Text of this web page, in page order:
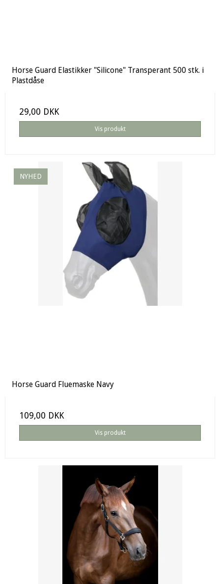
Horse Guard Elastikker "Silicone" Transperant 500 stk. i
Plastdåse
29,00 DKK
Vis produkt
NYHED
Horse Guard Fluemaske Navy
109,00 DKK
Vis produkt